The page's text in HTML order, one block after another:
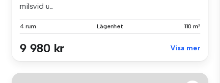
milsvid u...
4 rum Lägenhet 110 m²
9 980 kr Visa mer